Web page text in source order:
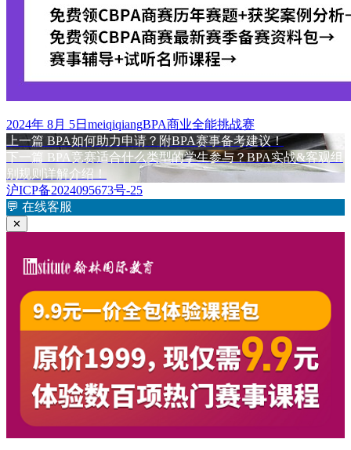
发
布
于
2024年 8月 5日 作
者
meiqiqiang标
签
BPA商业全能挑战赛
文
章
导
航
上一篇 上
篇
文
章：
BPA如何助力申请？附BPA赛事备考建议！
下一篇 下
篇
文
章：
BPA竞赛适合什么类型的学生参与？BPA实战&客观组
别规则详解介绍！
沪ICP备2024095673号-25
💬 在线客服
✕